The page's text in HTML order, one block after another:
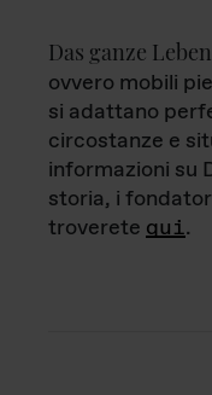
Das ganze Leben
ovvero mobili
si adattano
circostanze e
informazioni su
storia, i
troverete qui.